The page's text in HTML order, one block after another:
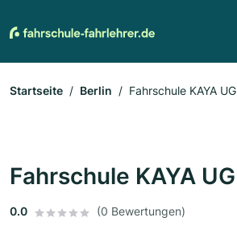
Startseite Berlin Fahrschule KAYA UG
Fahrschule KAYA UG
0.0 (0 Bewertungen)